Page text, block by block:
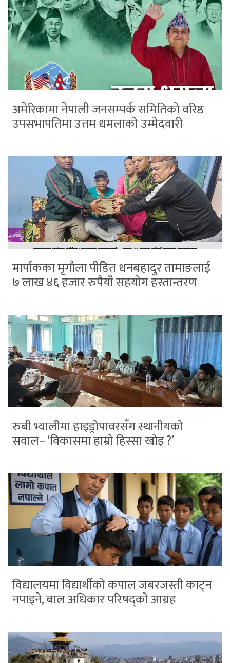
अमेरिकामा नेपाली जनसम्पर्क समितिको वरिष्ठ
उपसभापतिमा उत्तम धमलाको उम्मेदवारी
मार्पाकका मृगौला पीडित धनबहादुर तामाङलाई
७ लाख ४६ हजार रुपैयाँ सहयोग हस्तान्तरण
रुबी भ्यालीमा हाइड्रोपावरसँग स्थानीयको
सवाल– ‘विकासमा हाम्रो हिस्सा खोइ ?’
विद्यालयमा विद्यार्थीको कपाल जबरजस्ती काट्न
नपाइने, बाल अधिकार परिषद्को आग्रह